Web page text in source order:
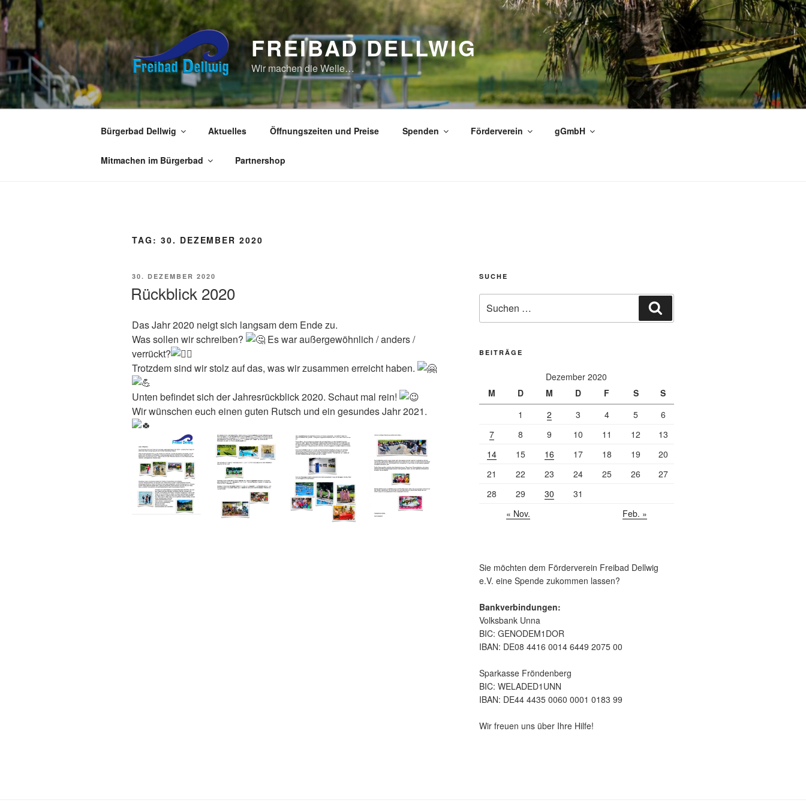
Zum
Inhalt
springen
FREIBAD DELLWIG
Wir machen die Welle…
Bürgerbad Dellwig Aktuelles Öffnungszeiten und Preise Spenden Förderverein gGmbH
Mitmachen im Bürgerbad Partnershop
TAG: 30. DEZEMBER 2020
VERÖFFENTLICHT
30. DEZEMBER 2020
Rückblick 2020
Das Jahr 2020 neigt sich langsam dem Ende zu.
Was sollen wir schreiben?
Es war außergewöhnlich / anders /
verrückt?
Trotzdem sind wir stolz auf das, was wir zusammen erreicht haben.
Unten befindet sich der Jahresrückblick 2020. Schaut mal rein!
Wir wünschen euch einen guten Rutsch und ein gesundes Jahr 2021.
SUCHE
nach:
BEITRÄGE
Dezember 2020
M
D M D F S
S
1
2 3 4 5
6
7
8 9 10 11 12
13
14
15 16 17 18 19
20
21
22 23 24 25 26
27
28
29 30
31
« Nov.
Feb. »
Sie möchten dem Förderverein Freibad Dellwig
e.V. eine Spende zukommen lassen?
Bankverbindungen:
Volksbank Unna
BIC: GENODEM1DOR
IBAN: DE08 4416 0014 6449 2075 00
Sparkasse Fröndenberg
BIC: WELADED1UNN
IBAN: DE44 4435 0060 0001 0183 99
Wir freuen uns über Ihre Hilfe!